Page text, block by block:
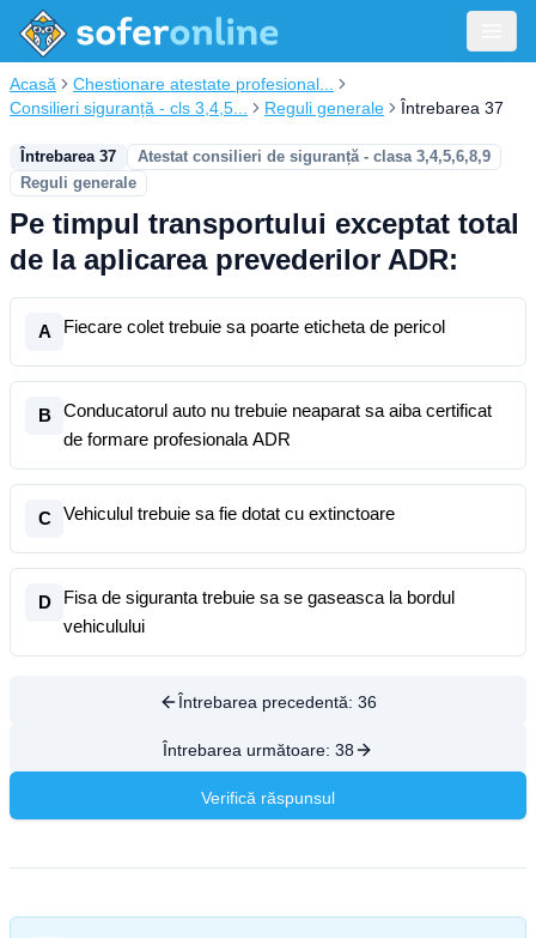
Acasă
Chestionare atestate profesional...
Consilieri siguranță - cls 3,4,5...
Reguli generale Întrebarea 37
Întrebarea 37
Atestat consilieri de siguranță - clasa 3,4,5,6,8,9
Reguli generale
Pe timpul transportului exceptat total
de la aplicarea prevederilor ADR:
A Fiecare colet trebuie sa poarte eticheta de pericol
B
Conducatorul auto nu trebuie neaparat sa aiba certificat
de formare profesionala ADR
C Vehiculul trebuie sa fie dotat cu extinctoare
D
Fisa de siguranta trebuie sa se gaseasca la bordul
vehiculului
Întrebarea precedentă: 36
Întrebarea următoare: 38
Verifică răspunsul